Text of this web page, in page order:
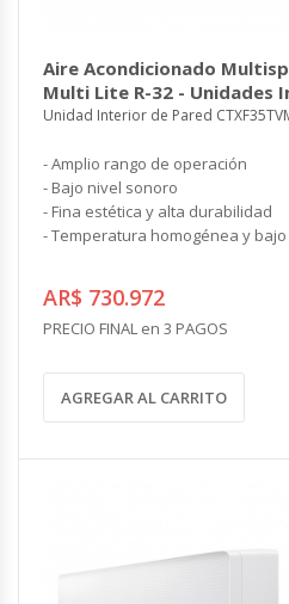
Aire Acondicionado
Multi Lite R-32 - Unidades
Unidad Interior de Pared
- Amplio rango de operación
- Bajo nivel sonoro
- Fina estética y alta durabilidad
- Temperatura homogénea y
AR$ 730.972
PRECIO FINAL en 3 PAGOS
AGREGAR AL CARRITO